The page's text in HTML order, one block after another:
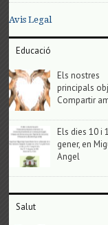
Avis Legal
Educació
Els nostres
principals
Compartir
Els dies 10 i
gener, en
Angel
Salut